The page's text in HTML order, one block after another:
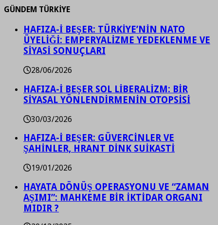
GÜNDEM TÜRKİYE
HAFIZA-İ BEŞER: TÜRKİYE’NİN NATO
ÜYELİĞİ: EMPERYALİZME YEDEKLENME VE
SİYASİ SONUÇLARI
28/06/2026
HAFIZA-İ BEŞER SOL LİBERALİZM: BİR
SİYASAL YÖNLENDİRMENİN OTOPSİSİ
30/03/2026
HAFIZA-İ BEŞER: GÜVERCİNLER VE
ŞAHİNLER, HRANT DİNK SUİKASTİ
19/01/2026
HAYATA DÖNÜŞ OPERASYONU VE “ZAMAN
AŞIMI”: MAHKEME BİR İKTİDAR ORGANI
MIDIR ?